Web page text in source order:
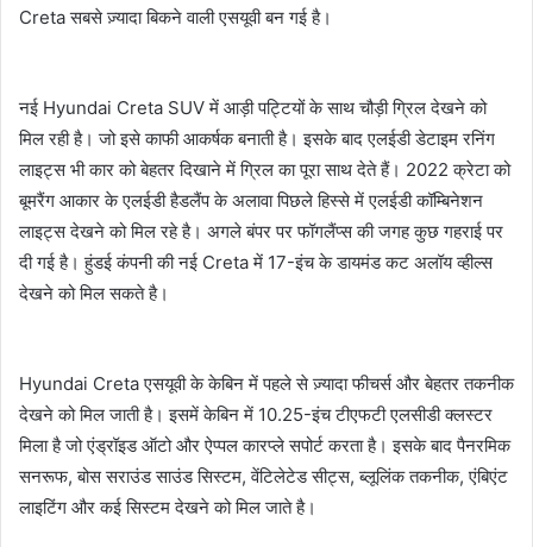
Creta सबसे ज़्यादा बिकने वाली एसयूवी बन गई है।
नई Hyundai Creta SUV में आड़ी पट्टियों के साथ चौड़ी ग्रिल देखने को
मिल रही है। जो इसे काफी आकर्षक बनाती है। इसके बाद एलईडी डेटाइम रनिंग
लाइट्स भी कार को बेहतर दिखाने में ग्रिल का पूरा साथ देते हैं। 2022 क्रेटा को
बूमरैंग आकार के एलईडी हैडलैंप के अलावा पिछले हिस्से में एलईडी कॉम्बिनेशन
लाइट्स देखने को मिल रहे है। अगले बंपर पर फॉगलैंप्स की जगह कुछ गहराई पर
दी गई है। हुंडई कंपनी की नई Creta में 17-इंच के डायमंड कट अलॉय व्हील्स
देखने को मिल सकते है।
Hyundai Creta एसयूवी के केबिन में पहले से ज़्यादा फीचर्स और बेहतर तकनीक
देखने को मिल जाती है। इसमें केबिन में 10.25-इंच टीएफटी एलसीडी क्लस्टर
मिला है जो एंड्रॉइड ऑटो और ऐप्पल कारप्ले सपोर्ट करता है। इसके बाद पैनरमिक
सनरूफ, बोस सराउंड साउंड सिस्टम, वेंटिलेटेड सीट्स, ब्लूलिंक तकनीक, एंबिएंट
लाइटिंग और कई सिस्टम देखने को मिल जाते है।